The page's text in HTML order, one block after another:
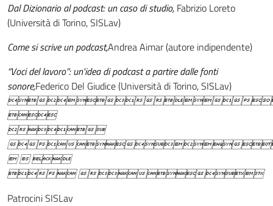
Dal Dizionario al podcast: un caso di studio, Fabrizio Loreto
(Università di Torino, SISLav)
Come si scrive un podcast,Andrea Aimar (autore indipendente)
“Voci del lavoro”: un'idea di podcast a partire dalle fonti
sonore,Federico Del Giudice (Università di Torino, SISLav)




  
 
Patrocini SISLav